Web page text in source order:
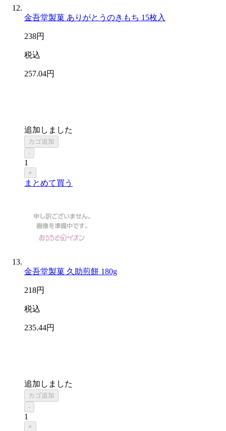
金吾堂製菓 ありがとうのきもち 15枚入
238円
税込
257.04円
追加しました
カゴ追加
-
1
+
まとめて買う
金吾堂製菓 久助煎餅 180g
218円
税込
235.44円
追加しました
カゴ追加
-
1
+